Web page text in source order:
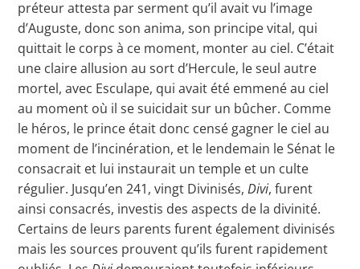
préteur attesta par serment qu’il avait vu l’image
d’Auguste, donc son anima, son principe vital, qui
quittait le corps à ce moment, monter au ciel. C’était
une claire allusion au sort d’Hercule, le seul autre
mortel, avec Esculape, qui avait été emmené au ciel
au moment où il se suicidait sur un bûcher. Comme
le héros, le prince était donc censé gagner le ciel au
moment de l’incinération, et le lendemain le Sénat le
consacrait et lui instaurait un temple et un culte
régulier. Jusqu’en 241, vingt Divinisés,Divi, furent
ainsi consacrés, investis des aspects de la divinité.
Certains de leurs parents furent également divinisés
mais les sources prouvent qu’ils furent rapidement